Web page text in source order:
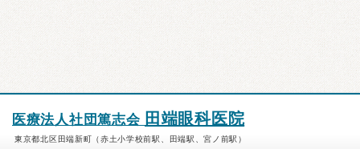
医療法人社団篤志会 田端眼科医院
東京都北区田端新町（赤土小学校前駅、田端駅、宮ノ前駅）